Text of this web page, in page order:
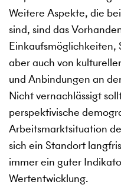
Weitere Aspekte, die
sind, sind das
Einkaufsmöglichkeiten,
aber auch von
und Anbindungen an
Nicht vernachlässigt
perspektivische
Arbeitsmarktsituation
sich ein Standort
immer ein guter
Wertentwicklung.